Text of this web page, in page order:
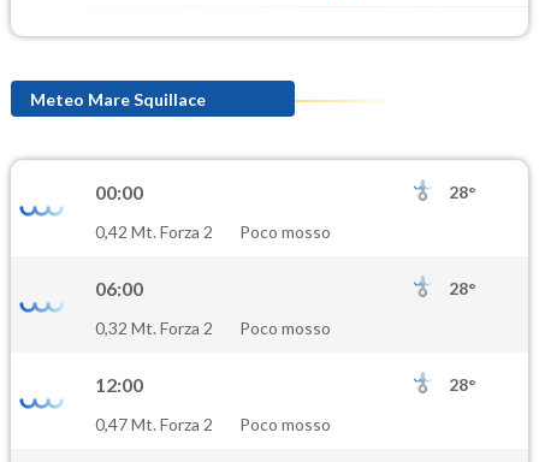
Meteo Mare Squillace
00:00
28°
0,42 Mt. Forza 2
Poco mosso
06:00
28°
0,32 Mt. Forza 2
Poco mosso
12:00
28°
0,47 Mt. Forza 2
Poco mosso